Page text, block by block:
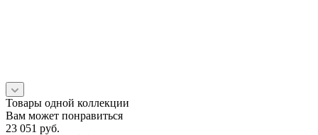
Товары одной коллекции
Вам может понравиться
23 051 руб.